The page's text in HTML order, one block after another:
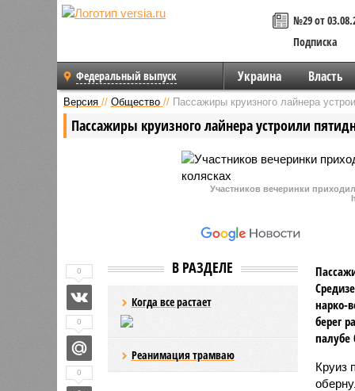
№29 от
Подписка
Федеральный выпуск Украина Власть
Версия // Общество // Пассажиры круизного лайнера
Пассажиры круизного лайнера устроили
Участников вечеринки
В РАЗДЕЛЕ
Когда все растает
Реанимация трамваю
нарко-
берег
палубе
Круиз
0
0
0